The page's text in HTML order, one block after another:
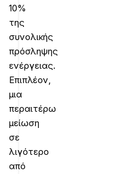
10%
της
συνολικής
πρόσληψης
ενέργειας.
Επιπλέον,
μια
περαιτέρω
μείωση
σε
λιγότερο
από